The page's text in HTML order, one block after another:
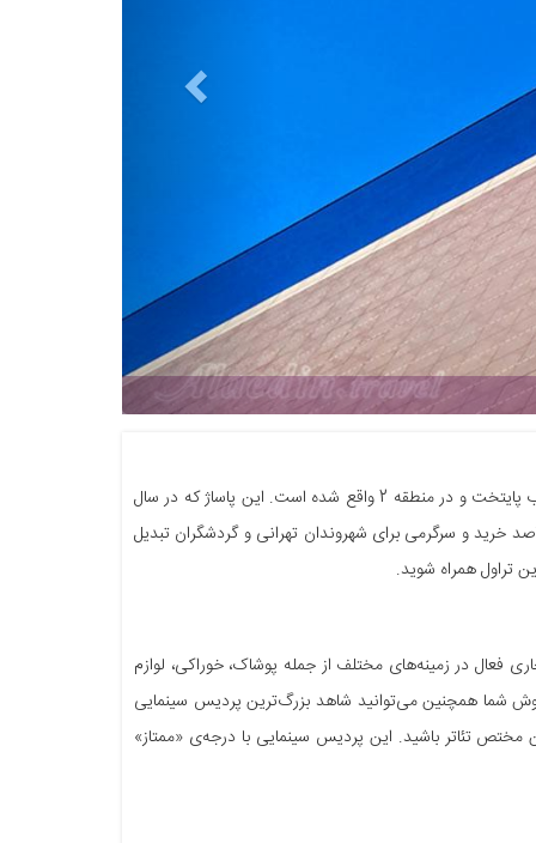
مرکز فرهنگی تجاری
پاساژ کوروش تهران، به عنوان یکی از بزرگترین و مدرن‌ترین مراکز خرید در ایران، در شمال غرب پایتخت و در منطقه 2 واقع شده است. این پاساژ که در سال
خرید و سرگرمی برای شهروندان تهرانی و گردشگران تبدیل
تراول همراه شوید.
حدود 500 هزار متر مربع، در 5 طبقه و شامل بیش از 500 واحد تجاری فعال در زمینه‌های مختلف از جمله پوشاک، خوراکی، لوازم
شما همچنین می‌توانید شاهد بزرگ‌ترین پردیس سینمایی
بالغ بر 10 هزار متر مربع شامل 12 سالن سینما و 2800 نفر ظرفیت و 2 سالن مختص تئاتر باشید. این پردیس سینمایی با درجه‌ی «ممتاز»